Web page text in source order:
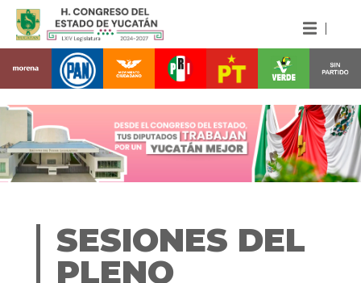
SESIONES DEL
PLENO